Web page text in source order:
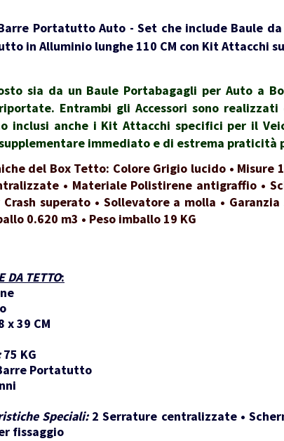
Portatutto Auto - Set che include Baule
in Alluminio lunghe 110 CM con Kit Attacchi
sia da un Baule Portabagagli per Auto a
Entrambi gli Accessori sono
inclusi anche i Kit Attacchi specifici per il
immediato e di estrema praticità
del Box Tetto: Colore Grigio lucido • Misure
• Materiale Polistirene antigraffio •
superato • Sollevatore a molla •
0.620 m3 • Peso imballo 19 KG
DA TETTO:
x 39 CM
75 KG
Portatutto
Speciali: 2 Serrature centralizzate •
fissaggio